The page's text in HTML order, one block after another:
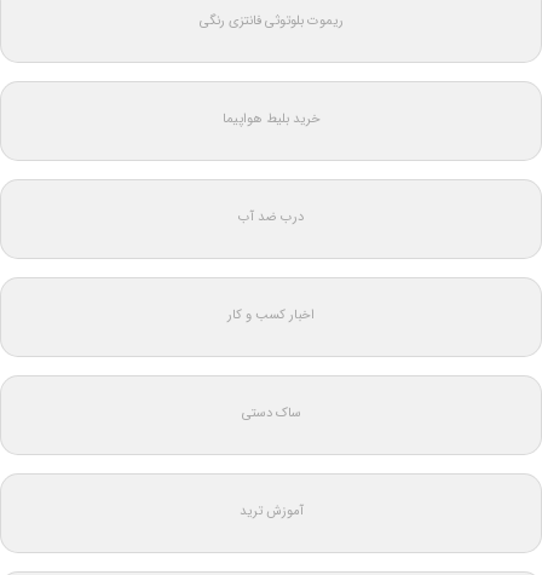
ریموت بلوتوثی فانتزی رنگی
خرید بلیط هواپیما
درب ضد آب
اخبار کسب و کار
ساک دستی
آموزش ترید